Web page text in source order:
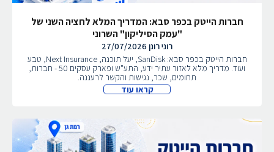
חברות הייטק בכפר סבא: המדריך המלא לחציה השני של
"עמק הסיליקון" השרוני
רוני רונן 27/07/2026
חברות הייטק בכפר סבא: SanDisk, יעל תוכנה, Next Insurance, טבע
ועוד. מדריך מלא לאזור עתיר ידע, התע"ש ופארק עסקים 50 - חברות,
תחומים, שכר, נגישות והקשר לרעננה.
קראו עוד